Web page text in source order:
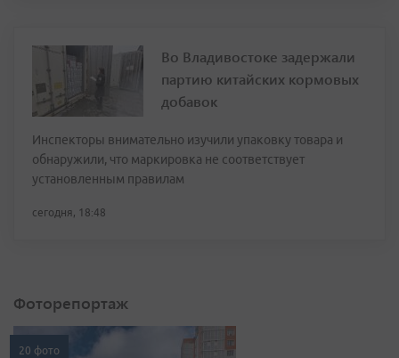
Во Владивостоке задержали
партию китайских кормовых
добавок
Инспекторы внимательно изучили упаковку товара и
обнаружили, что маркировка не соответствует
установленным правилам
сегодня, 18:48
Фоторепортаж
20 фото